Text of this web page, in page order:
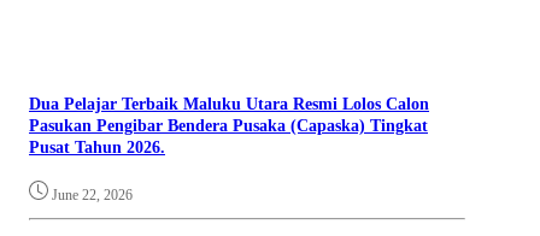
Dua Pelajar Terbaik Maluku Utara Resmi Lolos Calon
Pasukan Pengibar Bendera Pusaka (Capaska) Tingkat
Pusat Tahun 2026.
June 22, 2026